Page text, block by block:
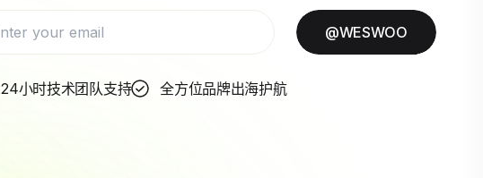
@WESWOO
24小时技术团队支持 全方位品牌出海护航